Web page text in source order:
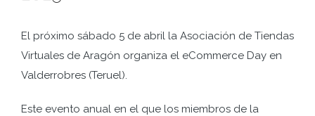
El próximo sábado 5 de abril la Asociación de Tiendas
Virtuales de Aragón organiza el eCommerce Day en
Valderrobres (Teruel).
Este evento anual en el que los miembros de la